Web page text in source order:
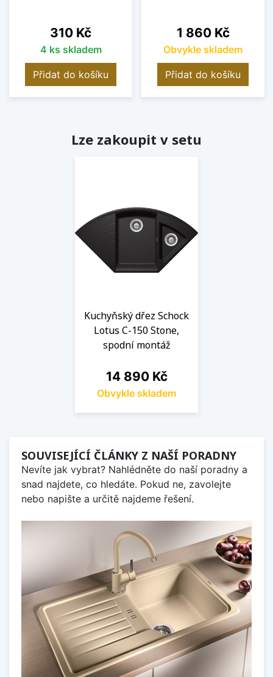
Cena
310 Kč
4 ks skladem
Přidat do košíku
Cena
1 860 Kč
Obvykle skladem
Přidat do košíku
Lze zakoupit v setu
Kuchyňský dřez Schock
Lotus C-150 Stone,
spodní montáž
Cena
14 890 Kč
Obvykle skladem
SOUVISEJÍCÍ ČLÁNKY Z NAŠÍ PORADNY
Nevíte jak vybrat? Nahlédněte do naší poradny a
snad najdete, co hledáte. Pokud ne, zavolejte
nebo napište a určitě najdeme řešení.